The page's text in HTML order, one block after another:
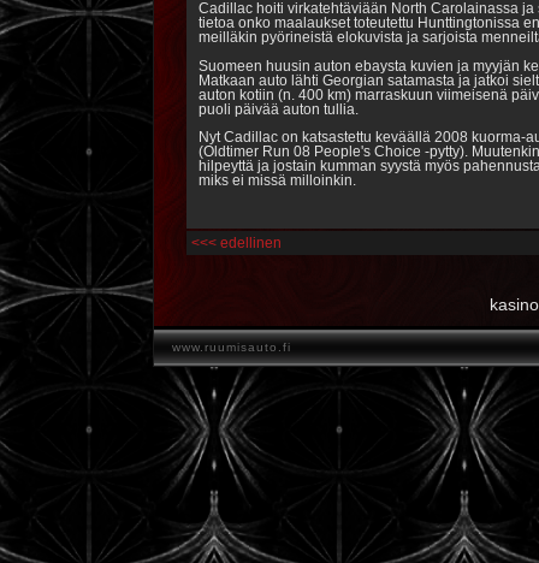
Cadillac hoiti virkatehtäviään North Carolainassa
tietoa onko maalaukset toteutettu Hunttingtonissa
meilläkin pyörineistä elokuvista ja sarjoista
Suomeen huusin auton ebaysta kuvien ja myyjän
Matkaan auto lähti Georgian satamasta ja jatkoi
auton kotiin (n. 400 km) marraskuun viimeisenä
puoli päivää auton tullia.
Nyt Cadillac on katsastettu keväällä 2008 kuorma-
(Oldtimer Run 08 People's Choice -pytty).
hilpeyttä ja jostain kumman syystä myös
miks ei missä milloinkin.
<<< edellinen
www.ruumisauto.fi